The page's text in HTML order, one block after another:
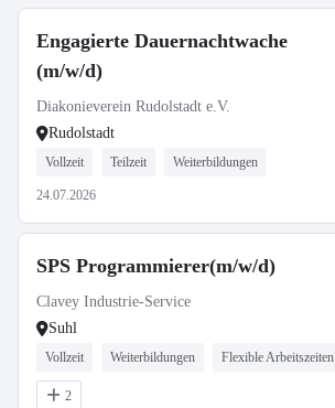
Engagierte Dauernachtwache
(m/w/d)
Diakonieverein Rudolstadt e.V.
Rudolstadt
Vollzeit Teilzeit Weiterbildungen
24.07.2026
SPS Programmierer(m/w/d)
Clavey Industrie-Service
Suhl
Vollzeit Weiterbildungen Flexible Arbeitszeiten
2